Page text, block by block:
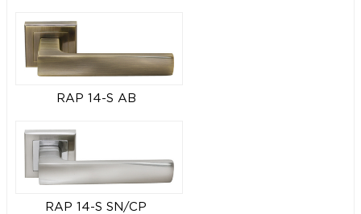
RAP 14-S AB
RAP 14-S SN/CP